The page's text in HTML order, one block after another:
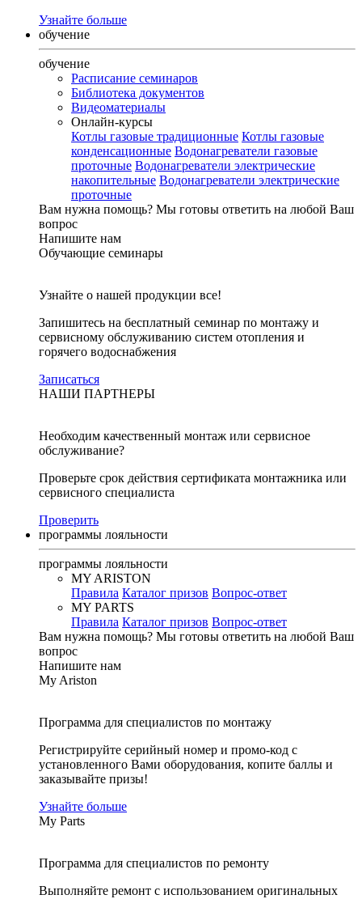
Узнайте больше
обучение
обучение
Расписание семинаров
Библиотека документов
Видеоматериалы
Онлайн-курсы
Котлы газовые традиционные Котлы газовые
конденсационные Водонагреватели газовые
проточные Водонагреватели электрические
накопительные Водонагреватели электрические
проточные
Вам нужна помощь? Мы готовы ответить на любой Ваш
вопрос
Напишите нам
Обучающие семинары
Узнайте о нашей продукции все!
Запишитесь на бесплатный семинар по монтажу и
сервисному обслуживанию систем отопления и
горячего водоснабжения
Записаться
НАШИ ПАРТНЕРЫ
Необходим качественный монтаж или сервисное
обслуживание?
Проверьте срок действия сертификата монтажника или
сервисного специалиста
Проверить
программы лояльности
программы лояльности
MY ARISTON
Правила Каталог призов Вопрос-ответ
MY PARTS
Правила Каталог призов Вопрос-ответ
Вам нужна помощь? Мы готовы ответить на любой Ваш
вопрос
Напишите нам
My Ariston
Программа для специалистов по монтажу
Регистрируйте серийный номер и промо-код с
установленного Вами оборудования, копите баллы и
заказывайте призы!
Узнайте больше
My Parts
Программа для специалистов по ремонту
Выполняйте ремонт с использованием оригинальных